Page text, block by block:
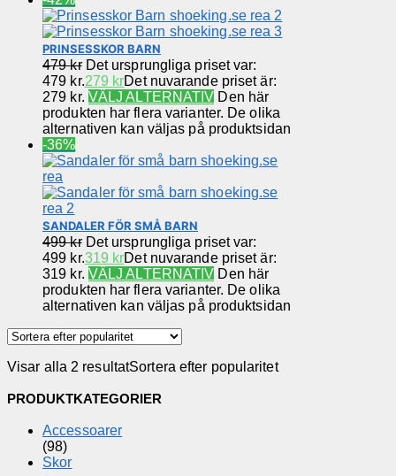
PRINSESSKOR BARN
479kr Det ursprungliga priset var:
479 kr.279 krDet nuvarande priset är:
279 kr. VÄLJ ALTERNATIV Den här
produkten har flera varianter. De olika
alternativen kan väljas på produktsidan
-36%
SANDALER FÖR SMÅ BARN
499kr Det ursprungliga priset var:
499 kr.319 krDet nuvarande priset är:
319 kr. VÄLJ ALTERNATIV Den här
produkten har flera varianter. De olika
alternativen kan väljas på produktsidan
Visar alla 2 resultatSortera efter popularitet
PRODUKTKATEGORIER
Accessoarer
(98)
Skor